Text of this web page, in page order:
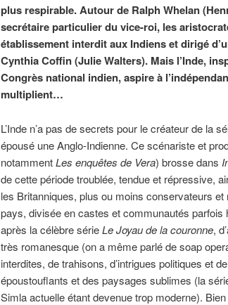
plus respirable. Autour de Ralph Whelan
secrétaire particulier du vice-roi, les
établissement interdit aux Indiens et dirigé
Cynthia Coffin (Julie Walters). Mais l’Inde,
Congrès national indien, aspire à
multiplient…
L’Inde n’a pas de secrets pour le créateur de la
épousé une Anglo-Indienne. Ce scénariste et
notammentLes enquêtes de Vera) brosse dans
de cette période troublée, tendue et répressive,
les Britanniques, plus ou moins conservateurs
pays, divisée en castes et communautés parfois
après la célèbre sérieLe Joyau de la couronne,
très romanesque (on a même parlé de soap
interdites, de trahisons, d’intrigues politiques et
époustouflants et des paysages sublimes (la
Simla actuelle étant devenue trop moderne). Bien